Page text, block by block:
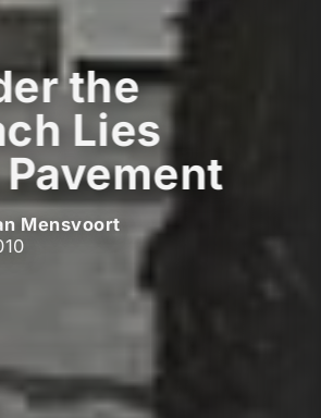
the
Lies
Mensvoort